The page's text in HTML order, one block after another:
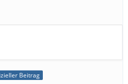
Beitrag